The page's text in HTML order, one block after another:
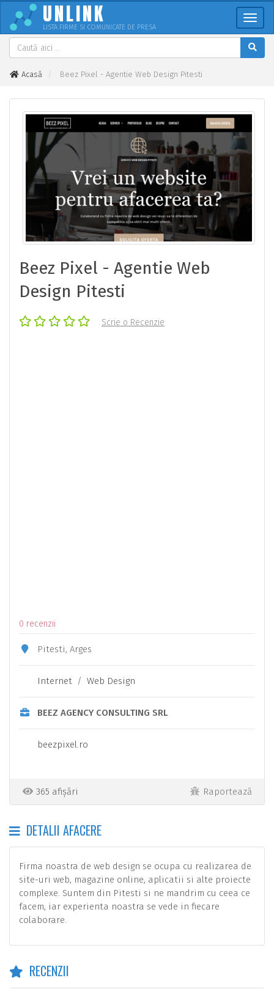
UNLINK
LISTA FIRME SI COMUNICATE DE PRESA
Acasă Beez Pixel - Agentie Web Design Pitesti
Beez Pixel - Agentie Web
Design Pitesti
Scrie o Recenzie
0 recenzii
Pitesti, Arges
Internet/ Web Design
BEEZ AGENCY CONSULTING SRL
beezpixel.ro
365 afișări Raportează
DETALII AFACERE
Firma noastra de web design se ocupa cu realizarea de
site-uri web, magazine online, aplicatii si alte proiecte
complexe. Suntem din Pitesti si ne mandrim cu ceea ce
facem, iar experienta noastra se vede in fiecare
colaborare.
RECENZII